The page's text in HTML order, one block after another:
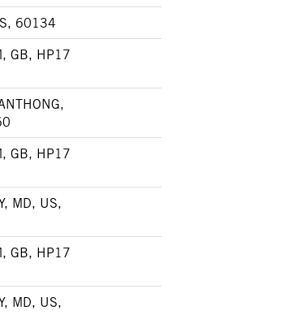
60134
GB, HP17
GB, HP17
MD, US,
GB, HP17
MD, US,